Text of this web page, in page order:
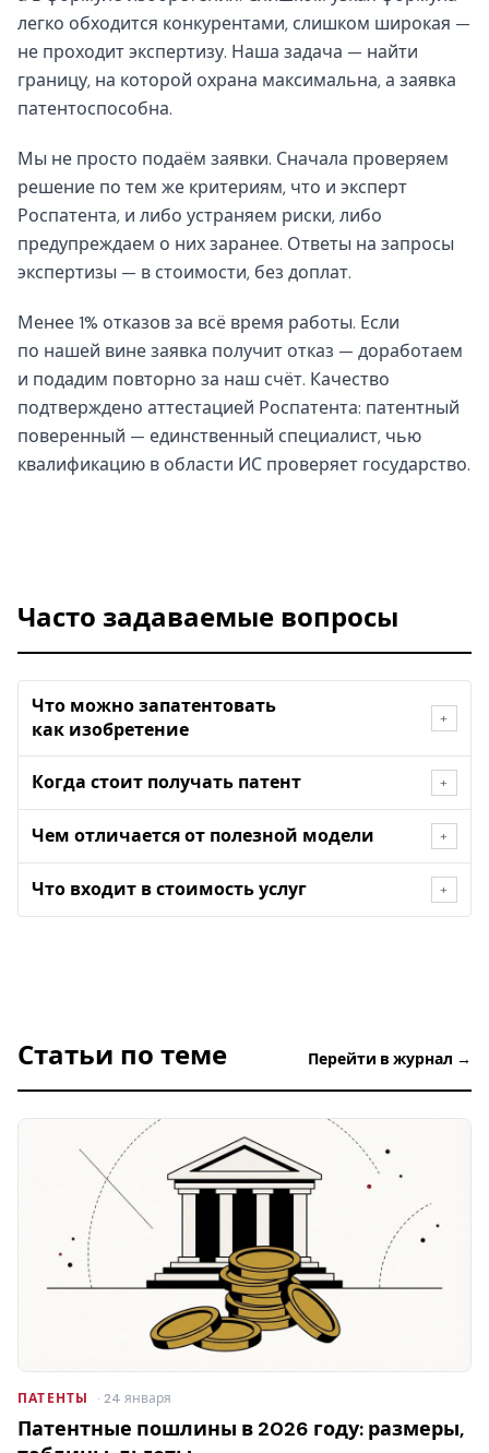
легко обходится конкурентами, слишком широкая —
не проходит экспертизу. Наша задача — найти
границу, на которой охрана максимальна, а заявка
патентоспособна.
Мы не просто подаём заявки. Сначала проверяем
решение по тем же критериям, что и эксперт
Роспатента, и либо устраняем риски, либо
предупреждаем о них заранее. Ответы на запросы
экспертизы — в стоимости, без доплат.
Менее 1% отказов за всё время работы. Если
по нашей вине заявка получит отказ — доработаем
и подадим повторно за наш счёт. Качество
подтверждено аттестацией Роспатента: патентный
поверенный — единственный специалист, чью
квалификацию в области ИС проверяет государство.
Часто задаваемые вопросы
Что можно запатентовать
как изобретение
+
Когда стоит получать патент +
Чем отличается от полезной модели +
Что входит в стоимость услуг +
Статьи по теме Перейти в журнал →
ПАТЕНТЫ · 24 января
Патентные пошлины в 2026 году: размеры,